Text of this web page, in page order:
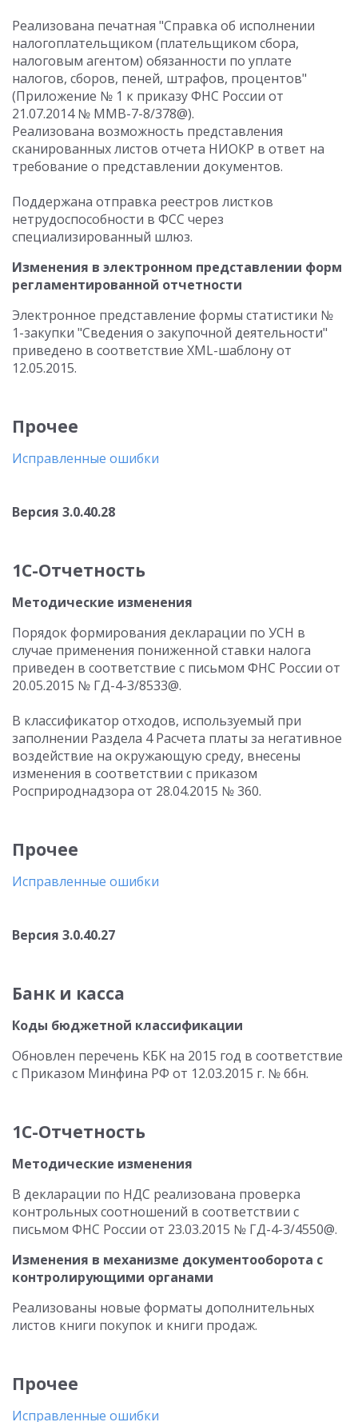
Реализована печатная "Справка об исполнении
налогоплательщиком (плательщиком сбора,
налоговым агентом) обязанности по уплате
налогов, сборов, пеней, штрафов, процентов"
(Приложение № 1 к приказу ФНС России от
21.07.2014 № ММВ-7-8/378@).
Реализована возможность представления
сканированных листов отчета НИОКР в ответ на
требование о представлении документов.
Поддержана отправка реестров листков
нетрудоспособности в ФСС через
специализированный шлюз.
Изменения в электронном представлении форм
регламентированной отчетности
Электронное представление формы статистики №
1-закупки "Сведения о закупочной деятельности"
приведено в соответствие XML-шаблону от
12.05.2015.
Прочее
Исправленные ошибки
Версия 3.0.40.28
1С-Отчетность
Методические изменения
Порядок формирования декларации по УСН в
случае применения пониженной ставки налога
приведен в соответствие с письмом ФНС России от
20.05.2015 № ГД-4-3/8533@.
В классификатор отходов, используемый при
заполнении Раздела 4 Расчета платы за негативное
воздействие на окружающую среду, внесены
изменения в соответствии с приказом
Росприроднадзора от 28.04.2015 № 360.
Прочее
Исправленные ошибки
Версия 3.0.40.27
Банк и касса
Коды бюджетной классификации
Обновлен перечень КБК на 2015 год в соответствие
с Приказом Минфина РФ от 12.03.2015 г. № 66н.
1С-Отчетность
Методические изменения
В декларации по НДС реализована проверка
контрольных соотношений в соответствии с
письмом ФНС России от 23.03.2015 № ГД-4-3/4550@.
Изменения в механизме документооборота с
контролирующими органами
Реализованы новые форматы дополнительных
листов книги покупок и книги продаж.
Прочее
Исправленные ошибки